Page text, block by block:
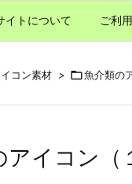
イトについて ご利
コン素材 > 魚介類の
アイコン（